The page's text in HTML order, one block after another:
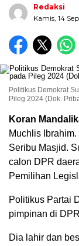
Redaksi
Kamis, 14
Politikus Demokrat
Pileg 2024 (Dok.
Koran
Muchlis
Seribu Masjid.
calon DPR
Pemilihan
Politikus Partai
pimpinan di
Dia lahir dan